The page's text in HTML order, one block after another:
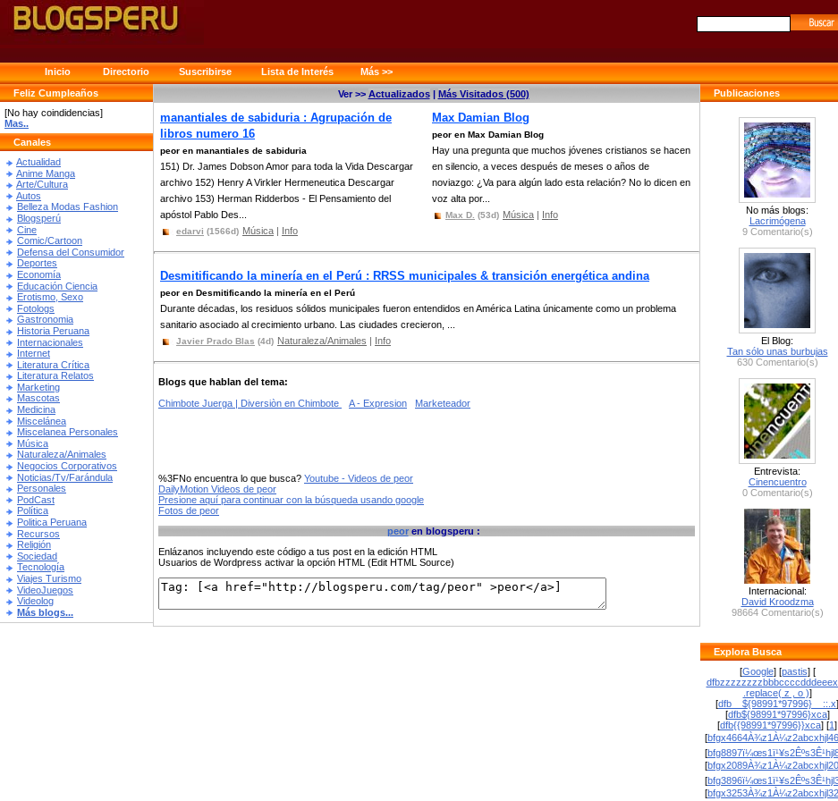
Inicio Directorio Suscribirse Lista de Interés
Más >>
Feliz Cumpleaños
[No hay coindidencias]
Mas..
Canales
Actualidad
Anime Manga
Arte/Cultura
Autos
Belleza Modas Fashion
Blogsperú
Cine
Comic/Cartoon
Defensa del Consumidor
Deportes
Economía
Educación Ciencia
Erotismo, Sexo
Fotologs
Gastronomia
Historia Peruana
Internacionales
Internet
Literatura Crítica
Literatura Relatos
Marketing
Mascotas
Medicina
Miscelánea
Miscelanea Personales
Música
Naturaleza/Animales
Negocios Corporativos
Noticias/Tv/Farándula
Personales
PodCast
Política
Politica Peruana
Recursos
Religión
Sociedad
Tecnología
Viajes Turismo
VideoJuegos
Videolog
Más blogs...
Publicaciones
No más blogs:
Lacrimógena
9 Comentario(s)
El Blog:
Tan sólo unas burbujas
630 Comentario(s)
Entrevista:
Cinencuentro
0 Comentario(s)
Internacional:
David Kroodzma
98664 Comentario(s)
Explora Busca
[Google] [pastis] [
.replace( z , o )]
[dfb__${98991*97996}__::.x]
[dfb${98991*97996}xca]
[dfb{{98991*97996}}xca] [1]
[
[
[
[
[
Ver >> Actualizados| Más Visitados (500)
manantiales de sabiduria : Agrupación de
libros numero 16
peor en manantiales de sabiduria
151) Dr. James Dobson Amor para toda la Vida Descargar
archivo 152) Henry A Virkler Hermeneutica Descargar
archivo 153) Herman Ridderbos - El Pensamiento del
apóstol Pablo Des...
edarvi (1566d) Música | Info
Max Damian Blog
peor en Max Damian Blog
Hay una pregunta que muchos jóvenes cristianos se hacen
en silencio, a veces después de meses o años de
noviazgo: ¿Va para algún lado esta relación? No lo dicen en
voz alta por...
Max D. (53d) Música | Info
Desmitificando la minería en el Perú : RRSS municipales & transición energética andina
peor en Desmitificando la minería en el Perú
Durante décadas, los residuos sólidos municipales fueron entendidos en América Latina únicamente como un problema
sanitario asociado al crecimiento urbano. Las ciudades crecieron, ...
Javier Prado Blas (4d) Naturaleza/Animales | Info
Blogs que hablan del tema:
Chimbote Juerga | Diversiòn en Chimbote
A - Expresion Marketeador
%3FNo encuentra lo que busca? Youtube - Videos de peor
DailyMotion Videos de peor
Presione aquí para continuar con la búsqueda usando google
Fotos de peor
peoren blogsperu :
Enlázanos incluyendo este código a tus post en la edición HTML
Usuarios de Wordpress activar la opción HTML (Edit HTML Source)